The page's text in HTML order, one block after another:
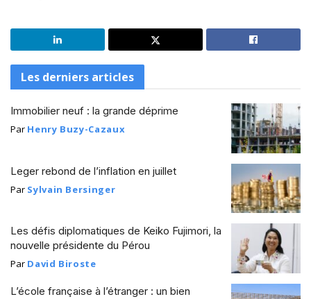
Les derniers articles
Immobilier neuf : la grande déprime
Par Henry Buzy-Cazaux
Leger rebond de l’inflation en juillet
Par Sylvain Bersinger
Les défis diplomatiques de Keiko Fujimori, la
nouvelle présidente du Pérou
Par David Biroste
L’école française à l’étranger : un bien